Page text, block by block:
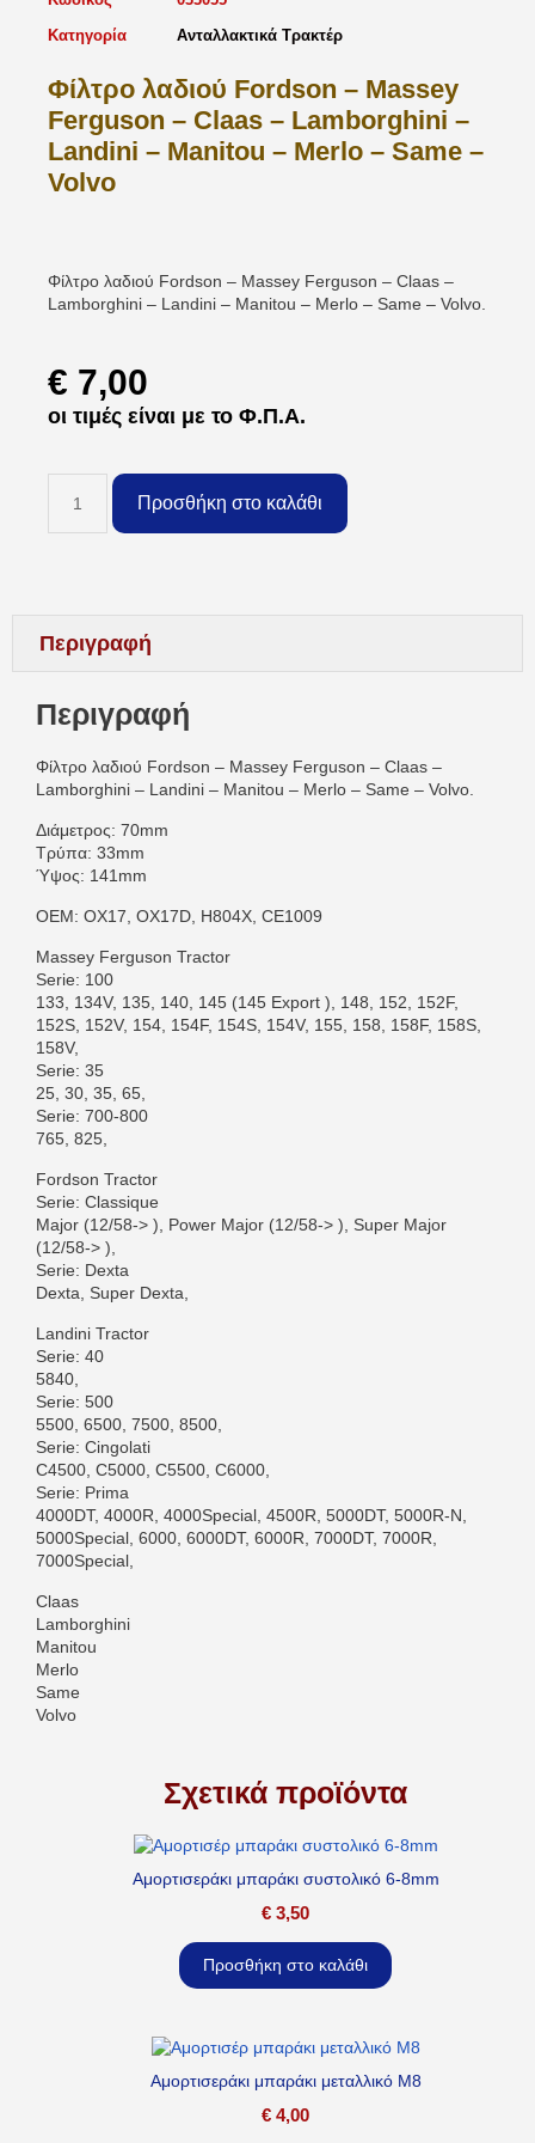
Κατηγορία
Ανταλλακτικά Τρακτέρ
Φίλτρο λαδιού Fordson – Massey
Ferguson – Claas – Lamborghini –
Landini – Manitou – Merlo – Same –
Volvo
Φίλτρο λαδιού Fordson – Massey Ferguson – Claas –
Lamborghini – Landini – Manitou – Merlo – Same – Volvo.
€ 7,00
οι τιμές είναι με το Φ.Π.Α.
Προσθήκη στο καλάθι
Περιγραφή
Περιγραφή
Φίλτρο λαδιού Fordson – Massey Ferguson – Claas –
Lamborghini – Landini – Manitou – Merlo – Same – Volvo.
Διάμετρος: 70mm
Τρύπα: 33mm
Ύψος: 141mm
OEM: OX17, OX17D, H804X, CE1009
Massey Ferguson Tractor
Serie: 100
133, 134V, 135, 140, 145 (145 Export ), 148, 152, 152F,
152S, 152V, 154, 154F, 154S, 154V, 155, 158, 158F, 158S,
158V,
Serie: 35
25, 30, 35, 65,
Serie: 700-800
765, 825,
Fordson Tractor
Serie: Classique
Major (12/58-> ), Power Major (12/58-> ), Super Major
(12/58-> ),
Serie: Dexta
Dexta, Super Dexta,
Landini Tractor
Serie: 40
5840,
Serie: 500
5500, 6500, 7500, 8500,
Serie: Cingolati
C4500, C5000, C5500, C6000,
Serie: Prima
4000DT, 4000R, 4000Special, 4500R, 5000DT, 5000R-N,
5000Special, 6000, 6000DT, 6000R, 7000DT, 7000R,
7000Special,
Claas
Lamborghini
Manitou
Merlo
Same
Volvo
Σχετικά προϊόντα
Αμορτισεράκι μπαράκι συστολικό 6-8mm
€ 3,50
Προσθήκη στο καλάθι
Αμορτισεράκι μπαράκι μεταλλικό M8
€ 4,00